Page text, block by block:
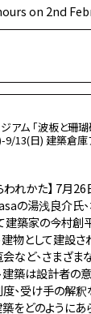
on 2nd
アム 「波板と珊
9/13(日) 建築倉庫